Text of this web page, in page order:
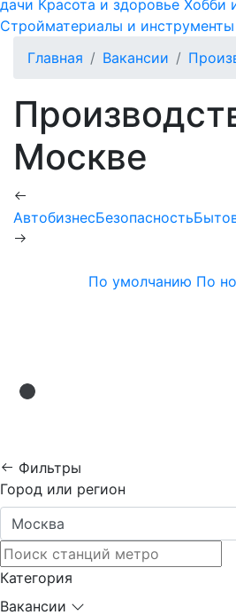
дачи Красота и здоровье Хобби
Стройматериалы и инструменты
Главная
Вакансии
Москве
АвтобизнесБезопасность
По умолчанию По
Фильтры
Город или регион
Категория
Вакансии